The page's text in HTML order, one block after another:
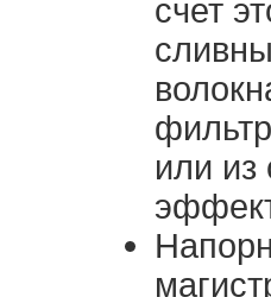
счет
или из